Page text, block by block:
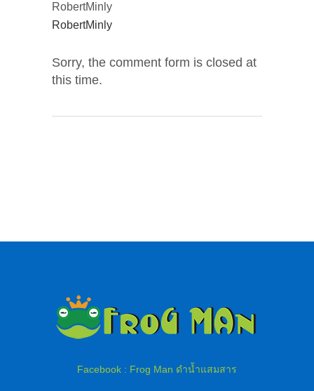
RobertMinly
RobertMinly
Sorry, the comment form is closed at
this time.
Facebook : Frog Man ดำน้ำแสมสาร